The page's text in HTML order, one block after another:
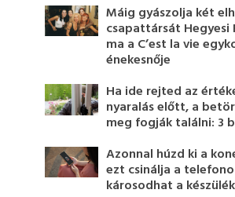
Máig gyászolja két
csapattársát Hegyesi
ma a C’est la vie
énekesnője
Ha ide rejted az
nyaralás előtt, a
meg fogják találni: 3
Azonnal húzd ki a
ezt csinálja a
károsodhat a készülék